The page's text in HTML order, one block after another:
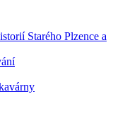
Starého Plzence a